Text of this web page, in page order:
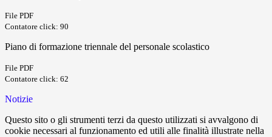
File PDF
Contatore click: 90
Piano di formazione triennale del personale scolastico
File PDF
Contatore click: 62
Notizie
Questo sito o gli strumenti terzi da questo utilizzati si avvalgono di
cookie necessari al funzionamento ed utili alle finalità illustrate nella